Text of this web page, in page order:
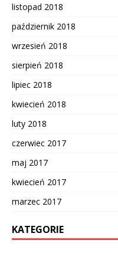
listopad 2018
październik 2018
wrzesień 2018
sierpień 2018
lipiec 2018
kwiecień 2018
luty 2018
czerwiec 2017
maj 2017
kwiecień 2017
marzec 2017
KATEGORIE